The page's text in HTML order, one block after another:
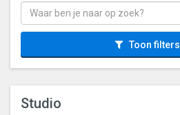
Toon filters
Studio